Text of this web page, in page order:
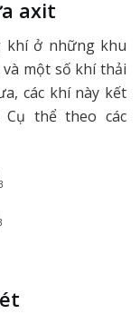
axit
khí ở những khu
và một số khí thải
các khí này kết
Cụ thể theo các